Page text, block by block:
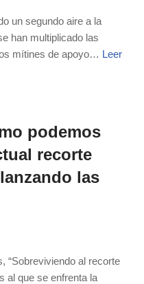
un segundo aire a la
han multiplicado las
mítines de apoyo… Leer
podemos
recorte
las
“Sobreviviendo al recorte
al que se enfrenta la